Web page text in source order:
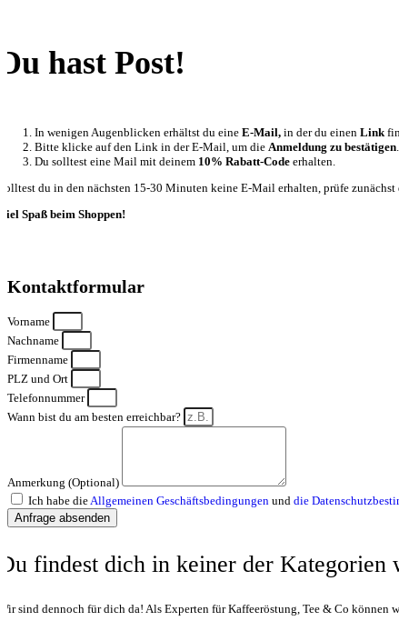
hast Post!
In wenigen Augenblicken erhältst du eine E-Mail, in der du einen Link
Bitte klicke auf den Link in der E-Mail, um die Anmeldung zu bestätigen
Du solltest eine Mail mit deinem 10% Rabatt-Code erhalten.
du in den nächsten 15-30 Minuten keine E-Mail erhalten, prüfe
Spaß beim Shoppen!
Kontaktformular
Vorname
Nachname
Firmenname
PLZ und Ort
Telefonnummer
Wann bist du am besten erreichbar?
Anmerkung (Optional)
Ich habe dieAllgemeinen Geschäftsbedingungen und die
Anfrage absenden
findest dich in keiner der Kategorien
sind dennoch für dich da! Als Experten für Kaffeeröstung, Tee & Co